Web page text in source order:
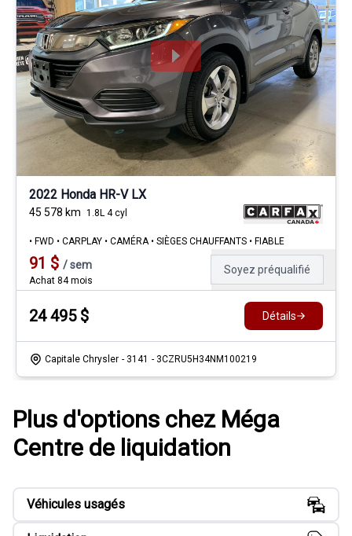
2022 Honda HR-V LX
45 578 km 1.8L 4 cyl
• FWD • CARPLAY • CAMÉRA • SIÈGES CHAUFFANTS • FIABLE
91 $ /sem
Achat 84 mois
Soyez préqualifié
24 495$ Détails
Capitale Chrysler - 3141 - 3CZRU5H34NM100219
Plus d'options chez Méga
Centre de liquidation
Véhicules usagés